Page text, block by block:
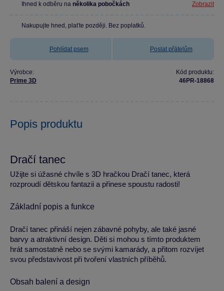
Ihned k odběru na několika pobočkách Zobrazit
Nakupujte hned, plaťte později. Bez poplatků.
Pohlídat psem Poslat přátelům
Výrobce:
Prime 3D
Kód produktu:
46PR-18868
Popis produktu
Dračí tanec
Užijte si úžasné chvíle s 3D hračkou Dračí tanec, která
rozproudí dětskou fantazii a přinese spoustu radosti!
Základní popis a funkce
Dračí tanec přináší nejen zábavné pohyby, ale také jasné
barvy a atraktivní design. Děti si mohou s tímto produktem
hrát samostatně nebo se svými kamarády, a přitom rozvíjet
svou představivost při tvoření vlastních příběhů.
Obsah balení a design